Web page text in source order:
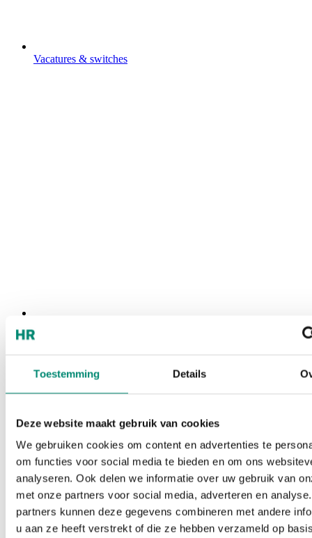
Toestemming Details
Deze website maakt gebruik van cookies
We gebruiken cookies om content en advertenties te
om functies voor social media te bieden en om ons
analyseren. Ook delen we informatie over uw gebruik van
met onze partners voor social media, adverteren en
partners kunnen deze gegevens combineren met andere
u aan ze heeft verstrekt of die ze hebben verzameld op
Vacatures & switches